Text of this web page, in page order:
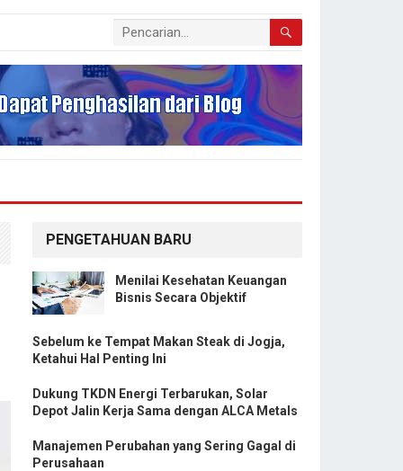
PENGETAHUAN BARU
Menilai Kesehatan Keuangan
Bisnis Secara Objektif
Sebelum ke Tempat Makan Steak di Jogja,
Ketahui Hal Penting Ini
Dukung TKDN Energi Terbarukan, Solar
Depot Jalin Kerja Sama dengan ALCA Metals
Manajemen Perubahan yang Sering Gagal di
Perusahaan